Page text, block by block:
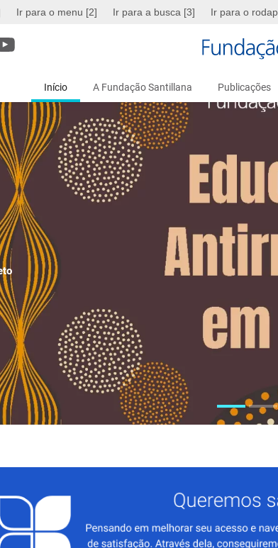
Ir para o menu [2] Ir para a busca [3] Ir para o
Início A Fundação Santillana Publicações